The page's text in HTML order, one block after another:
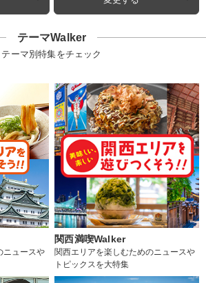
テーマWalker
テーマ別特集をチェック
ニュースや
関西満喫Walker
関西エリアを楽しむためのニュースや
トピックスを大特集